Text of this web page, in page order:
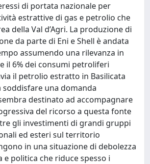
di portata nazionale per
estrattive di gas e petrolio che
della Val d’Agri. La produzione di
da parte di Eni e Shell è andata
assumendo una rilevanza in
il 6% dei consumi petroliferi
il petrolio estratto in Basilicata
soddisfare una domanda
destinato ad accompagnare
del ricorso a questa fonte
gli investimenti di grandi gruppi
ed esteri sul territorio
in una situazione di debolezza
politica che riduce spesso i